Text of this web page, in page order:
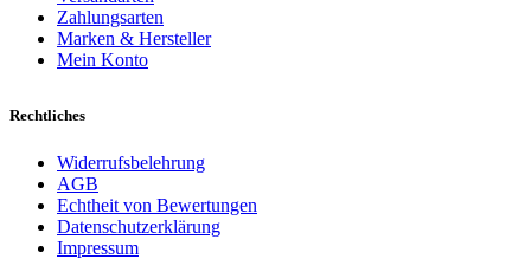
Zahlungsarten
Marken & Hersteller
Mein Konto
Rechtliches
Widerrufsbelehrung
AGB
Echtheit von Bewertungen
Datenschutzerklärung
Impressum